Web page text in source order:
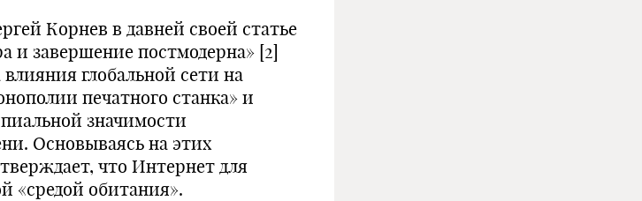
Корнев в давней своей статье
и завершение постмодерна» [2]
глобальной сети на
печатного станка» и
значимости
Основываясь на этих
что Интернет для
«средой обитания».